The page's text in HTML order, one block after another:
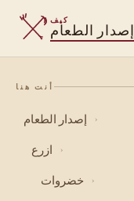
كيف
إصدار الطعام
أنت هنا
إصدار الطعام ›
ازرع ›
خضروات ›